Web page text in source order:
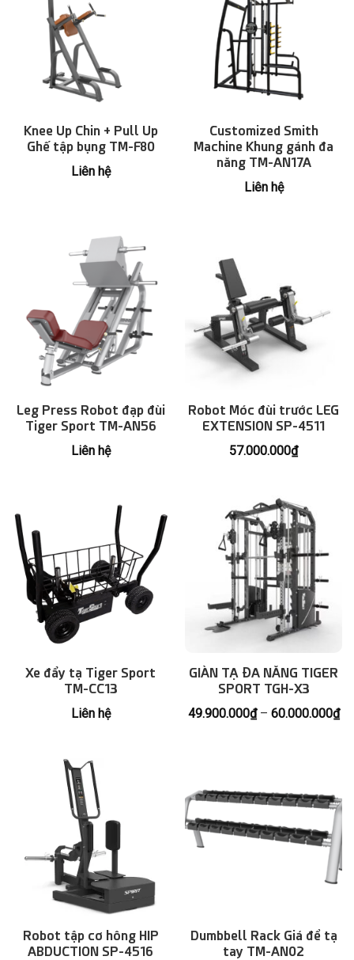
Knee Up Chin + Pull Up
Ghế tập bụng TM-F80
Liên hệ
Customized Smith
Machine Khung gánh đa
năng TM-AN17A
Liên hệ
Leg Press Robot đạp đùi
Tiger Sport TM-AN56
Liên hệ
Robot Móc đùi trước LEG
EXTENSION SP-4511
57.000.000₫
Xe đẩy tạ Tiger Sport
TM-CC13
Liên hệ
GIÀN TẠ ĐA NĂNG TIGER
SPORT TGH-X3
49.900.000₫ – 60.000.000₫
Robot tập cơ hông HIP
ABDUCTION SP-4516
Dumbbell Rack Giá để tạ
tay TM-AN02